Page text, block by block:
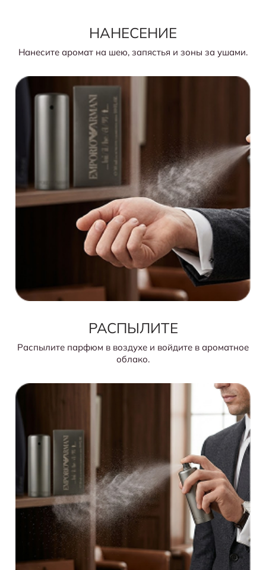
НАНЕСЕНИЕ
Нанесите аромат на шею, запястья и зоны за ушами.
РАСПЫЛИТЕ
Распылите парфюм в воздухе и войдите в ароматное
облако.